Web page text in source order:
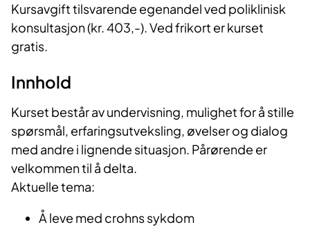
Kursavgift tilsvarende egenandel ved poliklinisk
konsultasjon (kr. 403,-). Ved frikort er kurset
gratis.
Innhold
Kurset består av undervisning, mulighet for å stille
spørsmål, erfaringsutveksling, øvelser og dialog
med andre i lignende situasjon. Pårørende er
velkommen til å delta.
Aktuelle tema:
Å leve med crohns sykdom